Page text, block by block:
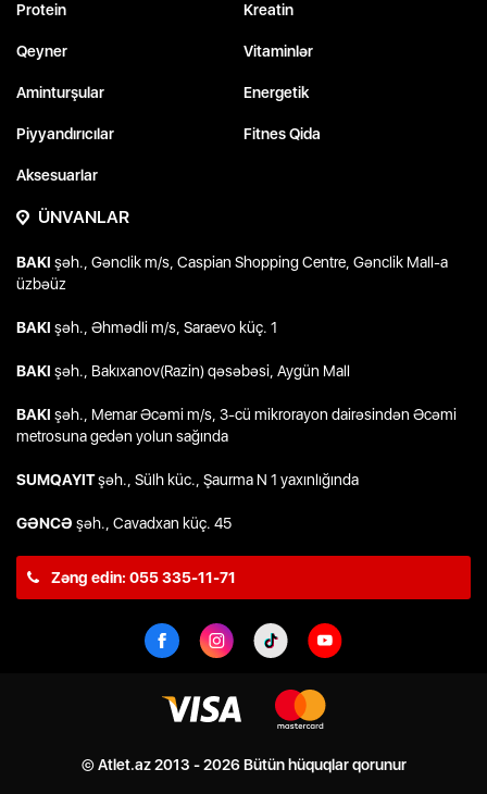
Protein Kreatin
Qeyner Vitaminlər
Aminturşular Energetik
Piyyandırıcılar Fitnes Qida
Aksesuarlar
ÜNVANLAR
BAKI şəh., Gənclik m/s, Caspian Shopping Centre, Gənclik Mall-a
üzbəüz
BAKI şəh., Əhmədli m/s, Saraevo küç. 1
BAKI şəh., Bakıxanov(Razin) qəsəbəsi, Aygün Mall
BAKI şəh., Memar Əcəmi m/s, 3-cü mikrorayon dairəsindən Əcəmi
metrosuna gedən yolun sağında
SUMQAYITşəh., Sülh küc., Şaurma N 1 yaxınlığında
GƏNCƏ şəh., Cavadxan küç. 45
Zəng edin: 055 335-11-71
© Atlet.az 2013 - 2026 Bütün hüquqlar qorunur